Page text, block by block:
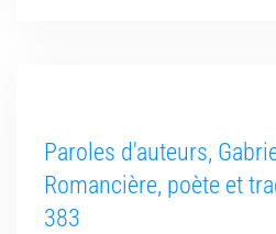
Paroles d'auteurs,
Romancière, poète et
383